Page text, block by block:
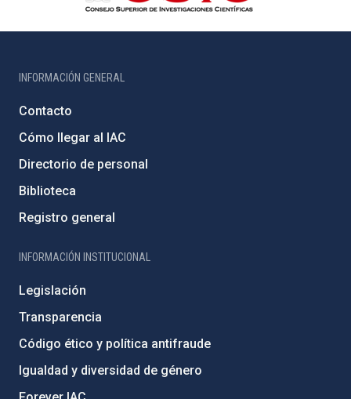
INFORMACIÓN GENERAL
Contacto
Cómo llegar al IAC
Directorio de personal
Biblioteca
Registro general
INFORMACIÓN INSTITUCIONAL
Legislación
Transparencia
Código ético y política antifraude
Igualdad y diversidad de género